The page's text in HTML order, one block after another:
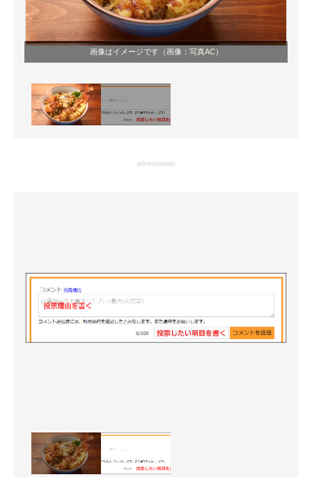
企業ITのトレンドを詳説
経営リーダーのコミュニティ
マーケ×ITの今がよく分かる
ITエンジニア向け専門サイト
電子設計の基本と応用
エネルギーの専門メディア
画像はイメージです（画像： 写真AC）
advertisement